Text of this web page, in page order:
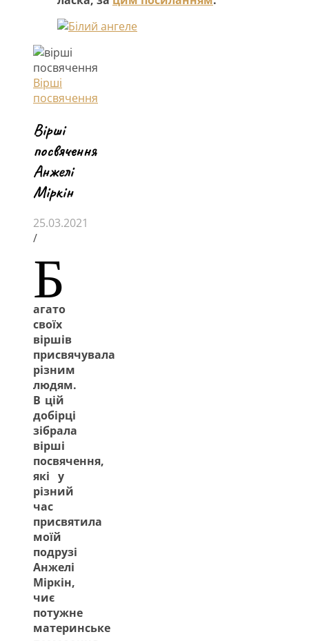
Вірші
посвячення
Вірші
посвячення
Анжелі
Міркін
25.03.2021
/
Б
агато
своїх
віршів
присвячувала
різним
людям.
В цій
добірці
зібрала
вірші
посвячення,
які у
різний
час
присвятила
моїй
подрузі
Анжелі
Міркін,
чиє
потужне
материнське